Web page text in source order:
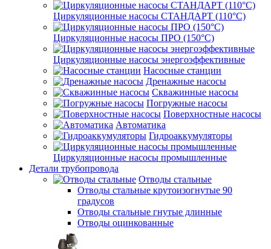
Циркуляционные насосы СТАНДАРТ (110°C)
Циркуляционные насосы ПРО (150°C)
Циркуляционные насосы энергоэффективные
Насосные станции
Дренажные насосы
Скважинные насосы
Погружные насосы
Поверхностные насосы
Автоматика
Гидроаккумуляторы
Циркуляционные насосы промышленные
Детали трубопровода
Отводы стальные
Отводы стальные крутоизогнутые 90
градусов
Отводы стальные гнутые длинные
Отводы оцинкованные